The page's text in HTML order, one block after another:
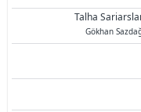
Talha
Gökhan